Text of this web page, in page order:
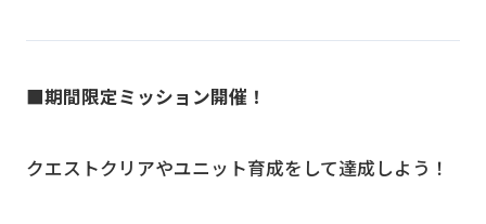
■期間限定ミッション開催！
クエストクリアやユニット育成をして達成しよう！